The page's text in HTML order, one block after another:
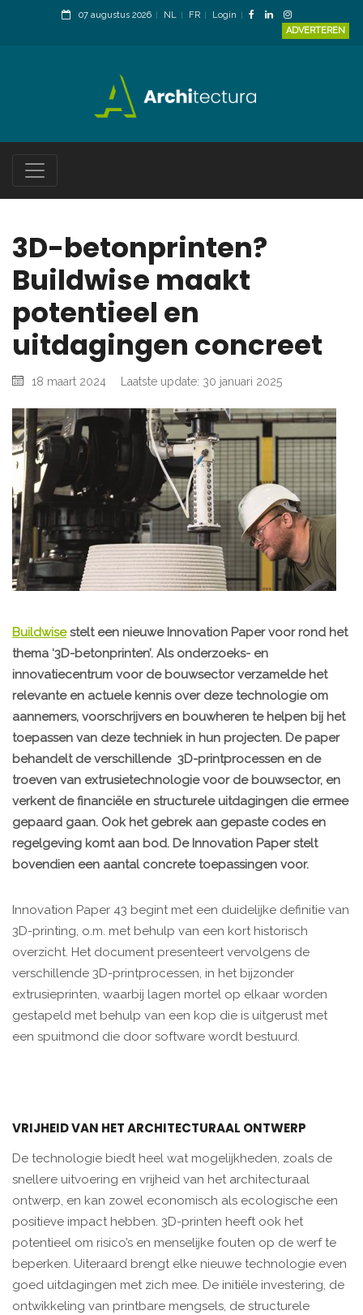
07 augustus 2026 NL FR
Login
ADVERTEREN
3D-betonprinten?
Buildwise maakt
potentieel en
uitdagingen concreet
18 maart 2024 Laatste update: 30 januari 2025
Buildwisestelt een nieuwe Innovation Paper voor rond het
thema ‘3D-betonprinten’. Als onderzoeks- en
innovatiecentrum voor de bouwsector verzamelde het
relevante en actuele kennis over deze technologie om
aannemers, voorschrijvers en bouwheren te helpen bij het
toepassen van deze techniek in hun projecten. De paper
behandelt de verschillende 3D-printprocessen en de
troeven van extrusietechnologie voor de bouwsector, en
verkent de financiële en structurele uitdagingen die ermee
gepaard gaan. Ook het gebrek aan gepaste codes en
regelgeving komt aan bod. De Innovation Paper stelt
bovendien een aantal concrete toepassingen voor.
Innovation Paper 43 begint met een duidelijke definitie van
3D-printing, o.m. met behulp van een kort historisch
overzicht. Het document presenteert vervolgens de
verschillende 3D-printprocessen, in het bijzonder
extrusieprinten, waarbij lagen mortel op elkaar worden
gestapeld met behulp van een kop die is uitgerust met
een spuitmond die door software wordt bestuurd.
VRIJHEID VAN HET ARCHITECTURAAL ONTWERP
De technologie biedt heel wat mogelijkheden, zoals de
snellere uitvoering en vrijheid van het architecturaal
ontwerp, en kan zowel economisch als ecologische een
positieve impact hebben. 3D-printen heeft ook het
potentieel om risico’s en menselijke fouten op de werf te
beperken. Uiteraard brengt elke nieuwe technologie even
goed uitdagingen met zich mee. De initiële investering, de
ontwikkeling van printbare mengsels, de structurele